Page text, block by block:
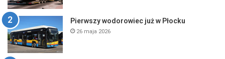
Pierwszy wodorowiec już w Płocku
26 maja 2026